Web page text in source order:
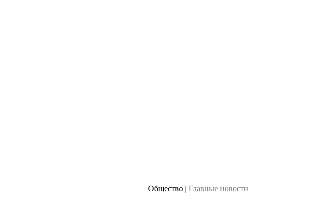
Общество | Главные новости